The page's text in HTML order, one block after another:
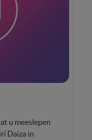
u meeslepen
Daiza in